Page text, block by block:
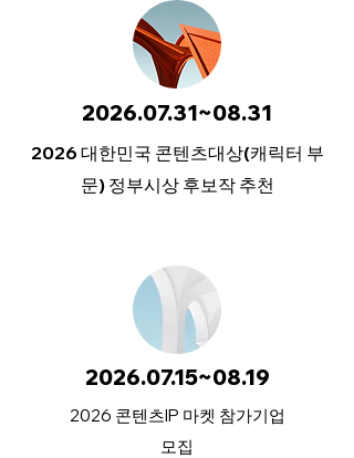
2026.07.31~08.31
2026 대한민국 콘텐츠대상(캐릭터 부
문) 정부시상 후보작 추천
2026.07.15~08.19
2026 콘텐츠IP 마켓 참가기업
모집